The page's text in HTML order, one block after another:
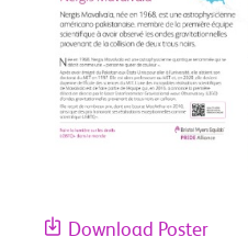
Download Poster